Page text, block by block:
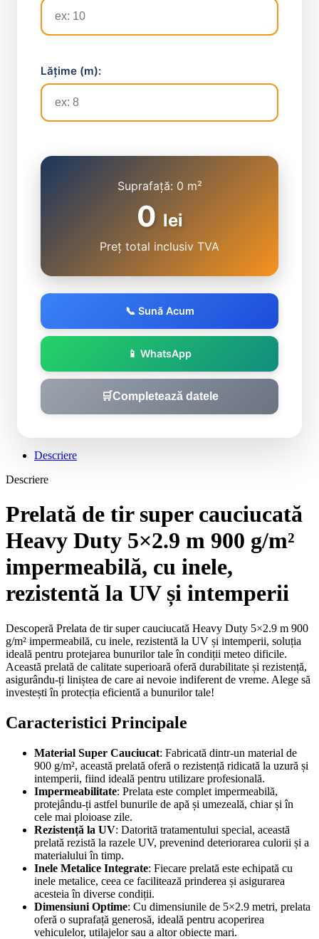
Lățime (m):
Suprafață: 0 m²
0 lei
Preț total inclusiv TVA
📞 Sună Acum
📱 WhatsApp
🛒Completează datele
Descriere
Descriere
Prelată de tir super cauciucată
Heavy Duty 5×2.9 m 900 g/m²
impermeabilă, cu inele,
rezistentă la UV și intemperii
Descoperă Prelata de tir super cauciucată Heavy Duty 5×2.9 m 900
g/m² impermeabilă, cu inele, rezistentă la UV și intemperii, soluția
ideală pentru protejarea bunurilor tale în condiții meteo dificile.
Această prelată de calitate superioară oferă durabilitate și rezistență,
asigurându-ți liniștea de care ai nevoie indiferent de vreme. Alege să
investești în protecția eficientă a bunurilor tale!
Caracteristici Principale
Material Super Cauciucat: Fabricată dintr-un material de
900 g/m², această prelată oferă o rezistență ridicată la uzură și
intemperii, fiind ideală pentru utilizare profesională.
Impermeabilitate: Prelata este complet impermeabilă,
protejându-ți astfel bunurile de apă și umezeală, chiar și în
cele mai ploioase zile.
Rezistență la UV: Datorită tratamentului special, această
prelată rezistă la razele UV, prevenind deteriorarea culorii și a
materialului în timp.
Inele Metalice Integrate: Fiecare prelată este echipată cu
inele metalice, ceea ce facilitează prinderea și asigurarea
acesteia în diverse condiții.
Dimensiuni Optime: Cu dimensiunile de 5×2.9 metri, prelata
oferă o suprafață generosă, ideală pentru acoperirea
vehiculelor, utilajelor sau a altor obiecte mari.